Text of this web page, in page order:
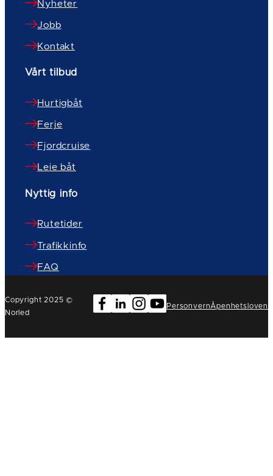
Nyheter
Jobb
Kontakt
Vårt tilbud
Hurtigbåt
Ferje
Fjordcruise
Leie båt
Nyttig info
Rutetider
Trafikkinfo
FAQ
Copyright 2025 ©
Norled
PersonvernÅpenhetsloven